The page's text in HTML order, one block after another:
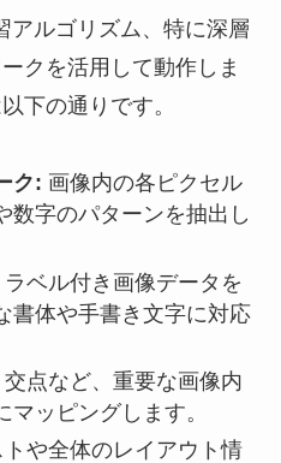
アルゴリズム、特に深層
クを活用して動作しま
下の通りです。
ク: 画像内の各ピクセル
数字のパターンを抽出し
ラベル付き画像データを
書体や手書き文字に対応
点など、重要な画像内
ッピングします。
トや全体のレイアウト情